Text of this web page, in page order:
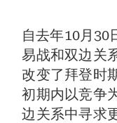
自去年10月30
易战和双边关
改变了拜登时
初期内以竞争
边关系中寻求